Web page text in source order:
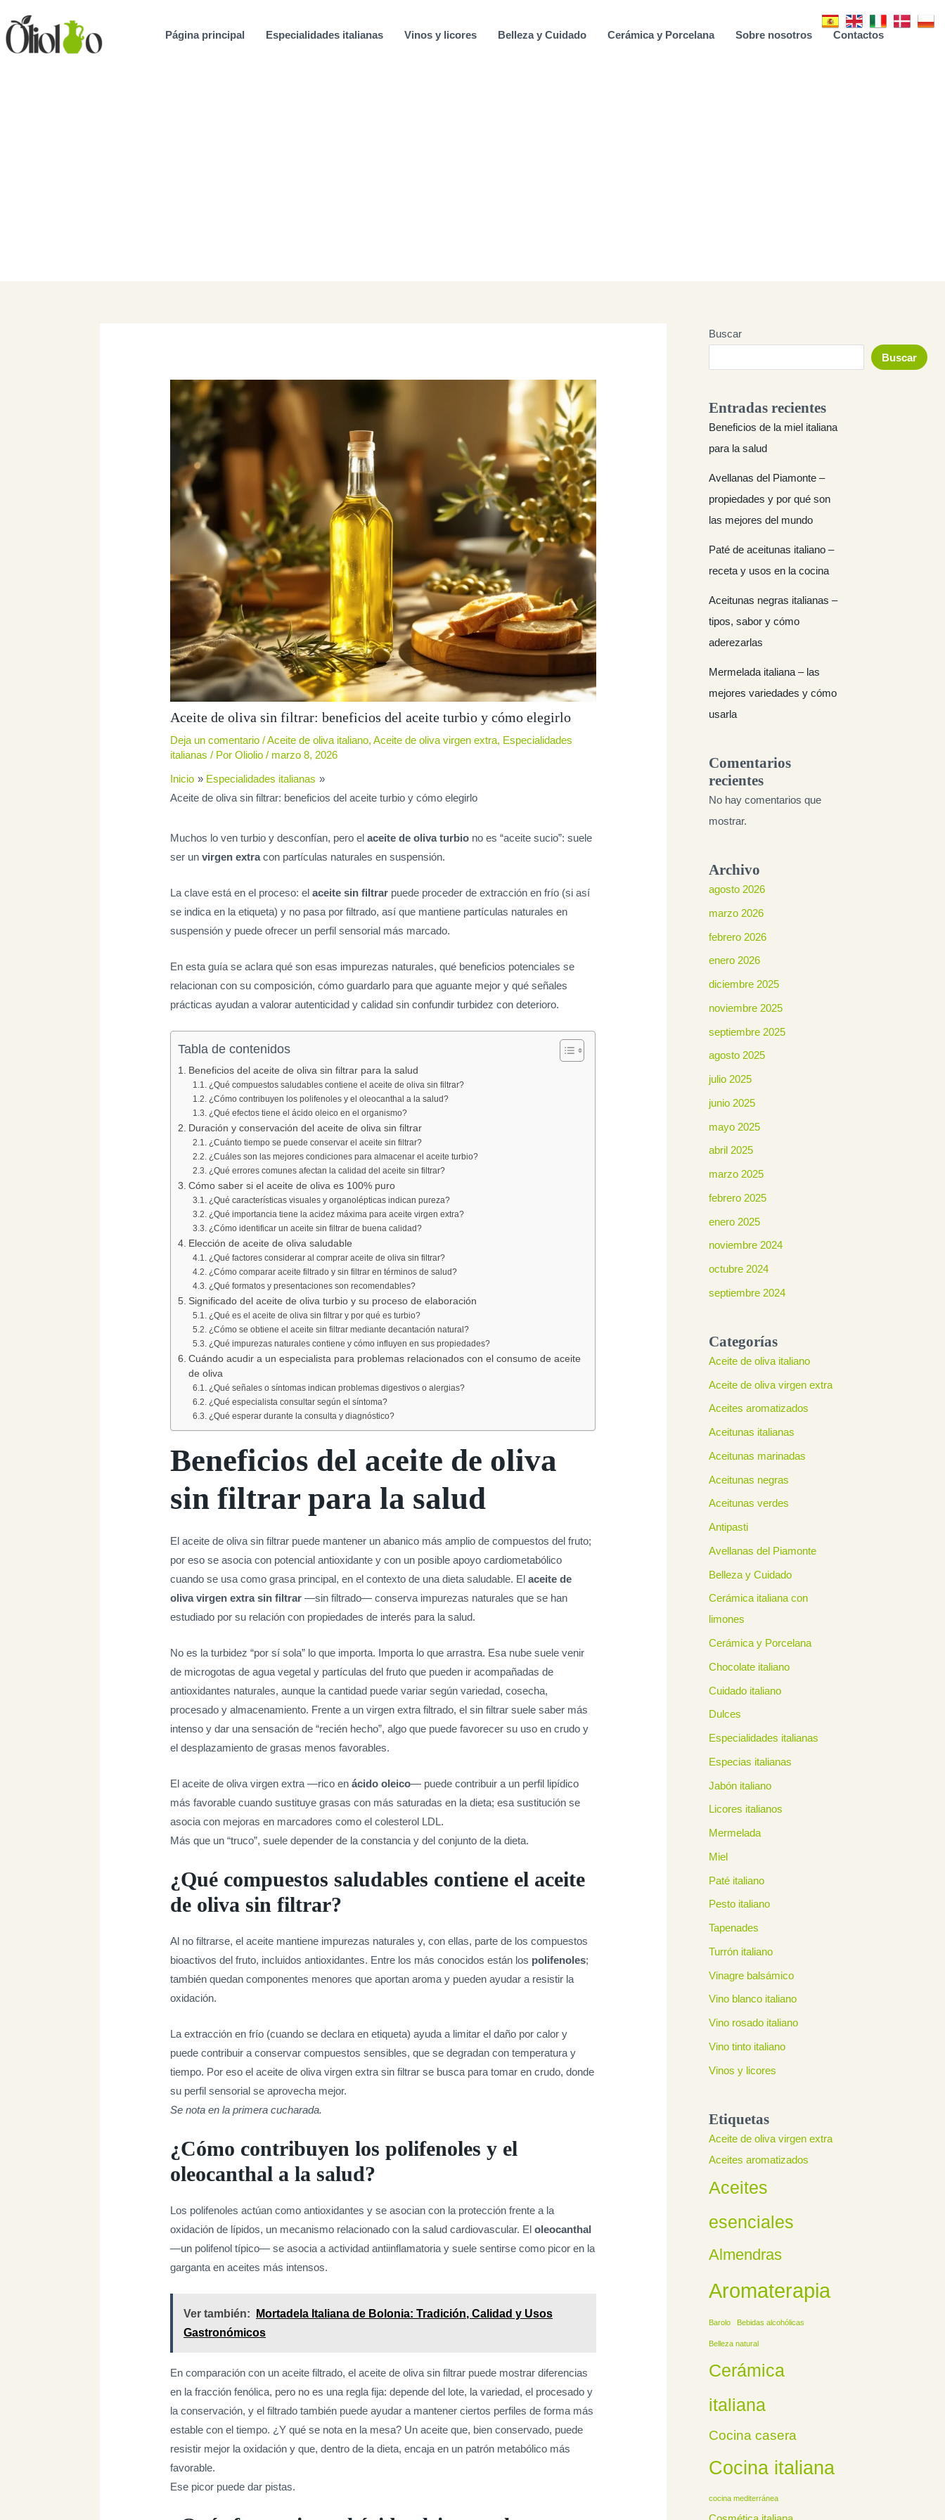
contenido
Página principal Especialidades italianas Vinos y licores Belleza y Cuidado Cerámica y Porcelana Sobre nosotros Contactos
Aceite de oliva sin filtrar: beneficios del aceite turbio y cómo elegirlo
Deja un comentario /Aceite de oliva italiano,Aceite de oliva virgen extra, Especialidades
italianas / PorOliolio/ marzo 8, 2026
Inicio
Especialidades italianas
Aceite de oliva sin filtrar: beneficios del aceite turbio y cómo elegirlo
Muchos lo ven turbio y desconfían, pero elaceite de oliva turbio no es “aceite sucio”: suele
ser unvirgen extracon partículas naturales en suspensión.
La clave está en el proceso: elaceite sin filtrar puede proceder de extracción en frío (si así
se indica en la etiqueta) y no pasa por filtrado, así que mantiene partículas naturales en
suspensión y puede ofrecer un perfil sensorial más marcado.
En esta guía se aclara qué son esas impurezas naturales, qué beneficios potenciales se
relacionan con su composición, cómo guardarlo para que aguante mejor y qué señales
prácticas ayudan a valorar autenticidad y calidad sin confundir turbidez con deterioro.
Tabla de contenidos
Beneficios del aceite de oliva sin filtrar para la salud
¿Qué compuestos saludables contiene el aceite de oliva sin filtrar?
¿Cómo contribuyen los polifenoles y el oleocanthal a la salud?
¿Qué efectos tiene el ácido oleico en el organismo?
Duración y conservación del aceite de oliva sin filtrar
¿Cuánto tiempo se puede conservar el aceite sin filtrar?
¿Cuáles son las mejores condiciones para almacenar el aceite turbio?
¿Qué errores comunes afectan la calidad del aceite sin filtrar?
Cómo saber si el aceite de oliva es 100% puro
¿Qué características visuales y organolépticas indican pureza?
¿Qué importancia tiene la acidez máxima para aceite virgen extra?
¿Cómo identificar un aceite sin filtrar de buena calidad?
Elección de aceite de oliva saludable
¿Qué factores considerar al comprar aceite de oliva sin filtrar?
¿Cómo comparar aceite filtrado y sin filtrar en términos de salud?
¿Qué formatos y presentaciones son recomendables?
Significado del aceite de oliva turbio y su proceso de elaboración
¿Qué es el aceite de oliva sin filtrar y por qué es turbio?
¿Cómo se obtiene el aceite sin filtrar mediante decantación natural?
¿Qué impurezas naturales contiene y cómo influyen en sus propiedades?
Cuándo acudir a un especialista para problemas relacionados con el consumo de aceite
de oliva
¿Qué señales o síntomas indican problemas digestivos o alergias?
¿Qué especialista consultar según el síntoma?
¿Qué esperar durante la consulta y diagnóstico?
Beneficios del aceite de oliva
sin filtrar para la salud
El aceite de oliva sin filtrar puede mantener un abanico más amplio de compuestos del fruto;
por eso se asocia con potencial antioxidante y con un posible apoyo cardiometabólico
cuando se usa como grasa principal, en el contexto de una dieta saludable. Elaceite de
oliva virgen extra sin filtrar —sin filtrado— conserva impurezas naturales que se han
estudiado por su relación con propiedades de interés para la salud.
No es la turbidez “por sí sola” lo que importa. Importa lo que arrastra. Esa nube suele venir
de microgotas de agua vegetal y partículas del fruto que pueden ir acompañadas de
antioxidantes naturales, aunque la cantidad puede variar según variedad, cosecha,
procesado y almacenamiento. Frente a un virgen extra filtrado, el sin filtrar suele saber más
intenso y dar una sensación de “recién hecho”, algo que puede favorecer su uso en crudo y
el desplazamiento de grasas menos favorables.
El aceite de oliva virgen extra —rico enácido oleico— puede contribuir a un perfil lipídico
más favorable cuando sustituye grasas con más saturadas en la dieta; esa sustitución se
asocia con mejoras en marcadores como el colesterol LDL.
Más que un “truco”, suele depender de la constancia y del conjunto de la dieta.
¿Qué compuestos saludables contiene el aceite
de oliva sin filtrar?
Al no filtrarse, el aceite mantiene impurezas naturales y, con ellas, parte de los compuestos
bioactivos del fruto, incluidos antioxidantes. Entre los más conocidos están los polifenoles;
también quedan componentes menores que aportan aroma y pueden ayudar a resistir la
oxidación.
La extracción en frío (cuando se declara en etiqueta) ayuda a limitar el daño por calor y
puede contribuir a conservar compuestos sensibles, que se degradan con temperatura y
tiempo. Por eso el aceite de oliva virgen extra sin filtrar se busca para tomar en crudo, donde
su perfil sensorial se aprovecha mejor.
Se nota en la primera cucharada.
¿Cómo contribuyen los polifenoles y el
oleocanthal a la salud?
Los polifenoles actúan como antioxidantes y se asocian con la protección frente a la
oxidación de lípidos, un mecanismo relacionado con la salud cardiovascular. Eloleocanthal
—un polifenol típico— se asocia a actividad antiinflamatoria y suele sentirse como picor en la
garganta en aceites más intensos.
Ver también:
Mortadela Italiana de Bolonia: Tradición, Calidad y Usos
Gastronómicos
En comparación con un aceite filtrado, el aceite de oliva sin filtrar puede mostrar diferencias
en la fracción fenólica, pero no es una regla fija: depende del lote, la variedad, el procesado y
la conservación, y el filtrado también puede ayudar a mantener ciertos perfiles de forma más
estable con el tiempo. ¿Y qué se nota en la mesa? Un aceite que, bien conservado, puede
resistir mejor la oxidación y que, dentro de la dieta, encaja en un patrón metabólico más
favorable.
Ese picor puede dar pistas.
Buscar
Buscar
Entradas recientes
Beneficios de la miel italiana
para la salud
Avellanas del Piamonte –
propiedades y por qué son
las mejores del mundo
Paté de aceitunas italiano –
receta y usos en la cocina
Aceitunas negras italianas –
tipos, sabor y cómo
aderezarlas
Mermelada italiana – las
mejores variedades y cómo
usarla
Comentarios
recientes
No hay comentarios que
mostrar.
Archivo
agosto 2026
marzo 2026
febrero 2026
enero 2026
diciembre 2025
noviembre 2025
septiembre 2025
agosto 2025
julio 2025
junio 2025
mayo 2025
abril 2025
marzo 2025
febrero 2025
enero 2025
noviembre 2024
octubre 2024
septiembre 2024
Categorías
Aceite de oliva italiano
Aceite de oliva virgen extra
Aceites aromatizados
Aceitunas italianas
Aceitunas marinadas
Aceitunas negras
Aceitunas verdes
Antipasti
Avellanas del Piamonte
Belleza y Cuidado
Cerámica italiana con
limones
Cerámica y Porcelana
Chocolate italiano
Cuidado italiano
Dulces
Especialidades italianas
Especias italianas
Jabón italiano
Licores italianos
Mermelada
Miel
Paté italiano
Pesto italiano
Tapenades
Turrón italiano
Vinagre balsámico
Vino blanco italiano
Vino rosado italiano
Vino tinto italiano
Vinos y licores
Etiquetas
Aceite de oliva virgen extra
Aceites aromatizados
Aceites
esenciales
Almendras
Aromaterapia
Barolo Bebidas alcohólicas
Belleza natural
Cerámica
italiana
Cocina casera
Cocina italiana
cocina mediterránea